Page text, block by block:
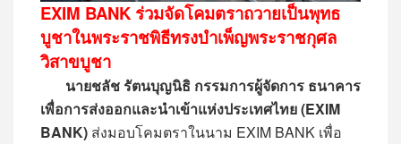
EXIM BANK ร่วมจัดโคมตราถวายเป็นพุทธ
บูชาในพระราชพิธีทรงบำเพ็ญพระราชกุศล
วิสาขบูชา
นายชลัช รัตนบุญนิธิ กรรมการผู้จัดการ ธนาคาร
เพื่อการส่งออกและนำเข้าแห่งประเทศไทย (EXIM
BANK) ส่งมอบโคมตราในนาม EXIM BANK เพื่อ